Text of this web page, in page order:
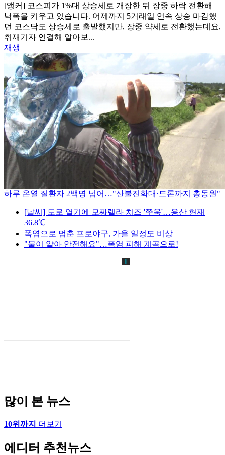
[앵커] 코스피가 1%대 상승세로 개장한 뒤 장중 하락 전환해
낙폭을 키우고 있습니다. 어제까지 5거래일 연속 상승 마감했
던 코스닥도 상승세로 출발했지만, 장중 약세로 전환했는데요,
취재기자 연결해 알아보...
재생
하루 온열 질환자 2백명 넘어…"산불진화대·드론까지 총동원"
[날씨] 도로 열기에 모짜렐라 치즈 '쭈욱'…용산 현재
36.8℃
폭염으로 멈춘 프로야구, 가을 일정도 비상
"물이 얕아 안전해요"…폭염 피해 계곡으로!
많이 본 뉴스
10위까지 더보기
에디터 추천뉴스